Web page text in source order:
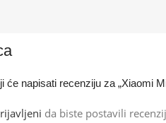
će napisati recenziju za „Xiaomi
da biste postavili